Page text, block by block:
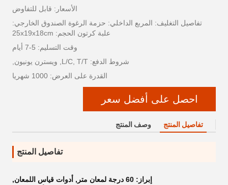
الأسعار: قابل للتفاوض
تفاصيل التغليف: المربع الداخلي: حزمة الرغوة الصندوق الخارجي:
علبة كرتون الحجم: 25x19x18cm
وقت التسليم: 5-7 أيام
شروط الدفع: L/C, T/T, ويسترن يونيون,
القدرة على العرض: 1000 شهريا
احصل على أفضل سعر
تفاصيل المنتج وصف المنتج
تفاصيل المنتج
إبراز: 60 درجة لمعان متر , أدوات قياس اللمعان,